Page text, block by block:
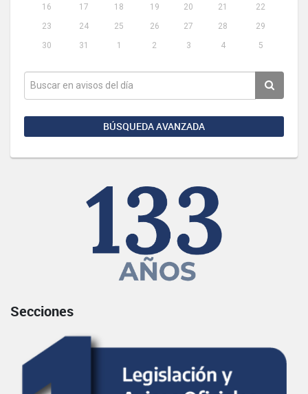
16
17 18 19 20 21
22
23
24 25 26 27 28
29
30
31 1 2 3 4 5
BÚSQUEDA AVANZADA
Secciones